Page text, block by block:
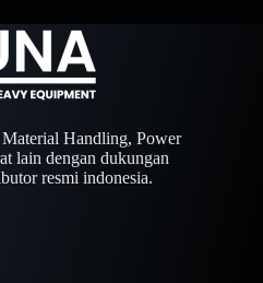
Handling, Power
lain dengan dukungan
resmi indonesia.